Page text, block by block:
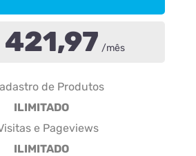
421,97 /mês
de Produtos
ILIMITADO
e Pageviews
ILIMITADO